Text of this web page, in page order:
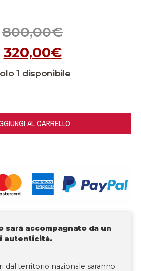
800,00€
320,00€
1 disponibile
AL CARRELLO
sarà accompagnato da un
autenticità.
dal territorio nazionale saranno